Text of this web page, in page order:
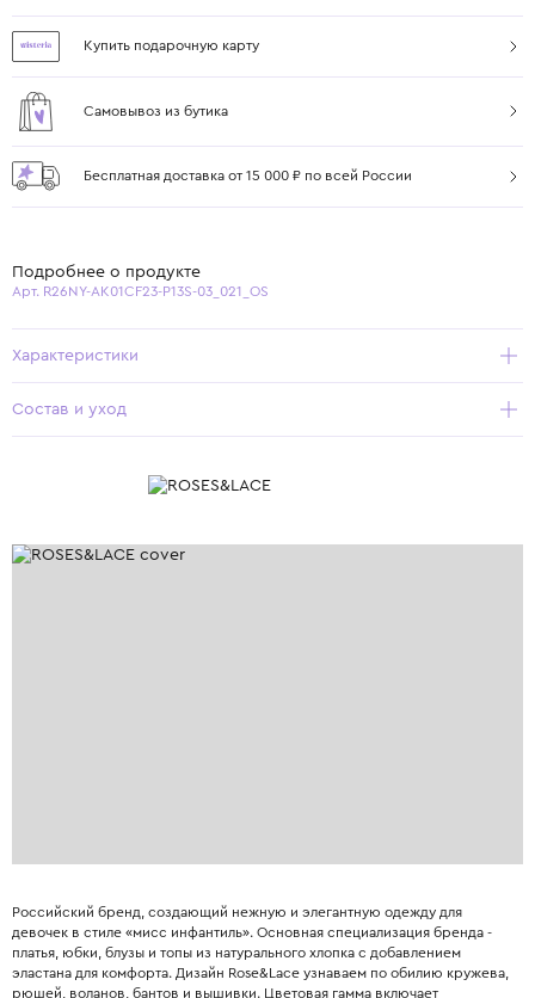
Купить подарочную карту
Самовывоз из бутика
Бесплатная доставка от 15 000 ₽ по всей России
Подробнее о продукте
Арт. R26NY-AK01CF23-P13S-03_021_OS
Характеристики
Состав и уход
Российский бренд, создающий нежную и элегантную одежду для
девочек в стиле «мисс инфантиль». Основная специализация бренда -
платья, юбки, блузы и топы из натурального хлопка с добавлением
эластана для комфорта. Дизайн Rose&Lace узнаваем по обилию кружева,
рюшей, воланов, бантов и вышивки. Цветовая гамма включает